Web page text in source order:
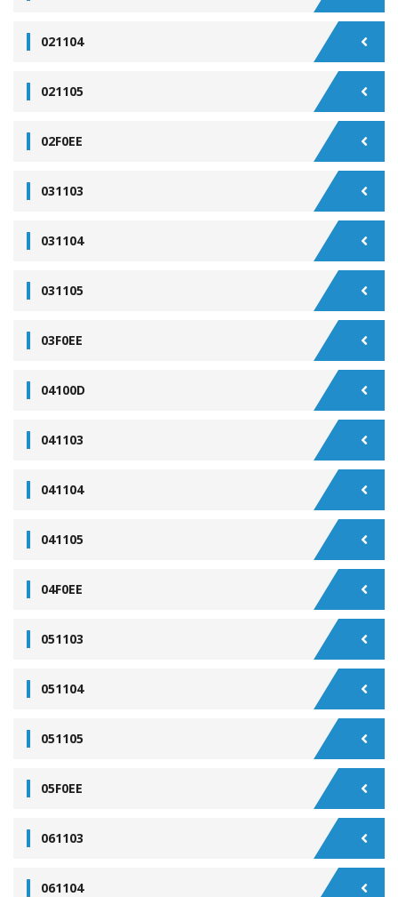
021104
021105
02F0EE
031103
031104
031105
03F0EE
04100D
041103
041104
041105
04F0EE
051103
051104
051105
05F0EE
061103
061104